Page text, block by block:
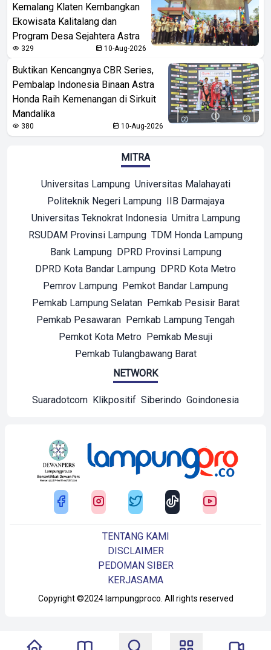
Kemalang Klaten Kembangkan
Ekowisata Kalitalang dan
Program Desa Sejahtera Astra
329 10-Aug-2026
Buktikan Kencangnya CBR Series,
Pembalap Indonesia Binaan Astra
Honda Raih Kemenangan di Sirkuit
Mandalika
380 10-Aug-2026
MITRA
Universitas Lampung Universitas Malahayati
Politeknik Negeri Lampung IIB Darmajaya
Universitas Teknokrat Indonesia Umitra Lampung
RSUDAM Provinsi Lampung TDM Honda Lampung
Bank Lampung DPRD Provinsi Lampung
DPRD Kota Bandar Lampung DPRD Kota Metro
Pemrov Lampung Pemkot Bandar Lampung
Pemkab Lampung Selatan Pemkab Pesisir Barat
Pemkab Pesawaran Pemkab Lampung Tengah
Pemkot Kota Metro Pemkab Mesuji
Pemkab Tulangbawang Barat
NETWORK
Suaradotcom Klikpositif Siberindo Goindonesia
Copyright ©2024 lampungproco. All rights reserved
TENTANG KAMI
DISCLAIMER
PEDOMAN SIBER
KERJASAMA